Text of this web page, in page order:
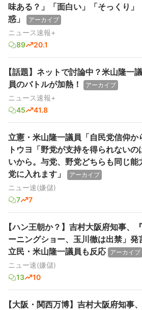
味ある？」「面白い」「そっくり
惑」
アーカイブ
ニュース速報+
89
20.1
【話題】ネットで討論中？米山隆一
員のバトルが加熱！
アーカイブ
ニュース速報+
45
41.8
立憲・米山隆一議員「自民党信仰
トウヨ「野党が支持を得られない
いから。与党、野党どちらも同じ
党に入れます」
アーカイブ
ニュー速(嫌儲)
7
7
【ハン王朝か？】吉村大阪府知事、
ーニングショー、玉川徹は出禁」
立民・米山隆一議員も反応 アーカイブ
ニュー速(嫌儲)
13
10
【大阪・関西万博】吉村大阪府知事